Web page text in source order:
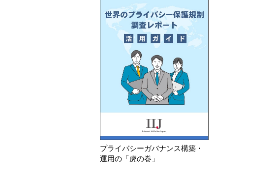
プライバシーガバナンス構築・
運用の「虎の巻」